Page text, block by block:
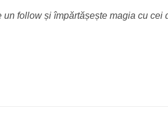
follow și împărtășește magia cu cei